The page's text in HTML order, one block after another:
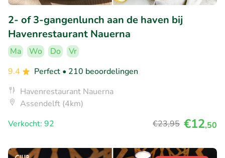
2- of 3-gangenlunch aan de haven bij
Havenrestaurant Nauerna
Ma Wo Do
Vr
9.4
Perfect • 210 beoordelingen
Havenrestaurant Nauerna
Assendelft (4km)
Verkocht: 92
€23,95 €12,50